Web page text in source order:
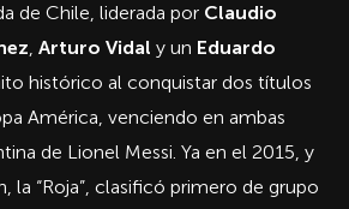
de Chile, liderada por Claudio
, Arturo Vidal y un Eduardo
histórico al conquistar dos títulos
América, venciendo en ambas
de Lionel Messi. Ya en el 2015, y
la “Roja”, clasificó primero de grupo